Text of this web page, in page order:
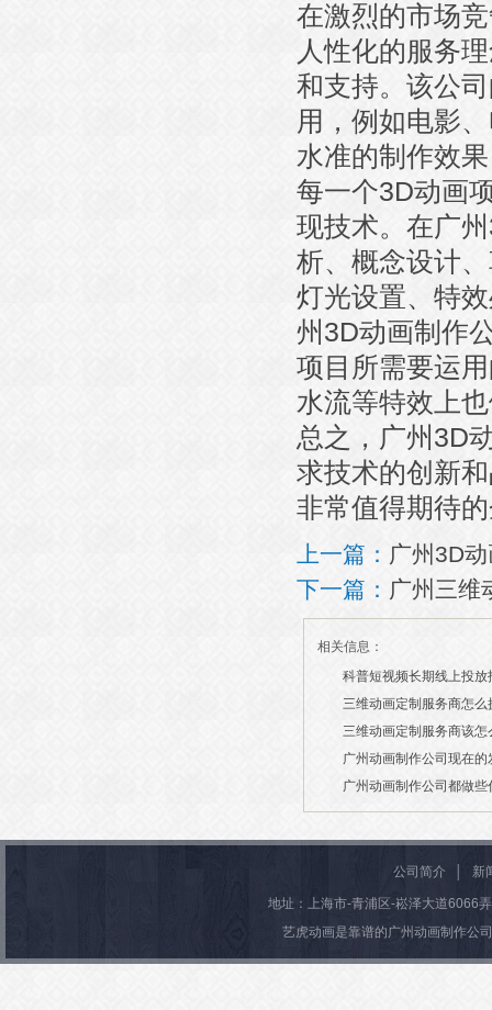
在激烈的市场
人性化的服务
和支持。该公
用，例如电影
水准的制作效
每一个3D动画
现技术。在广
析、概念设计
灯光设置、特
州3D动画制作
项目所需要运
水流等特效上
总之，广州3D
求技术的创新
非常值得期待
上一篇： 广州3D
下一篇： 广州三维
相关信息：
科普短视频长期线上投
2026/07/21
三维动画定制服务商怎么
2026/03/19
三维动画定制服务商该怎
2026/03/13
广州动画制作公司现在的
2026/03/06
广州动画制作公司都做些
2026/03/04
公司简介 新
地址：上海市-青浦区-崧泽大道6066
艺虎动画是靠谱的广州动画制作公